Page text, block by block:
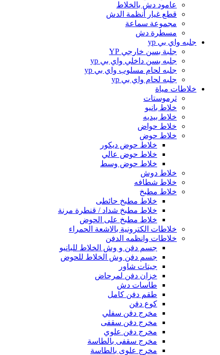
عامود دش بالخلاط
قطع غيار أنظمة الدش
مجموعة سماعة
مسطرة دش
جلبه واي بي yp
جلبة بسن خارجي YP
جلبه بسن داخلي واي بي yp
جلبه لحام مسلوب واي بي yp
جلبه لحام واي بي yp
خلاطات مياة
ثرموستات
خلاط بانيو
خلاط بيديه
خلاط حواض
خلاط حوض
خلاط حوض ديكور
خلاط حوض عالي
خلاط حوض وسط
خلاط دوش
خلاط شطافه
خلاط مطبخ
خلاط مطبخ حائطى
خلاط مطبخ شداد / قنطرة مرنة
خلاط مطبخ على الحوض
خلاطات الكترونية بالاشعة الحمراء
خلاطات وانظمه الدفن
جسم دفن و وش الخلاط للبانيو
جسم دفن وش الخلاط للحوض
جيتات شاور
خزان دفن لمرحاض
طاسات دش
طقم دفن كامل
كوع دفن
مخرج دفن سفلي
مخرج دفن سقفى
مخرج دفن علوي
مخرج سقفى بالطاسة
مخرج علوى بالطاسة